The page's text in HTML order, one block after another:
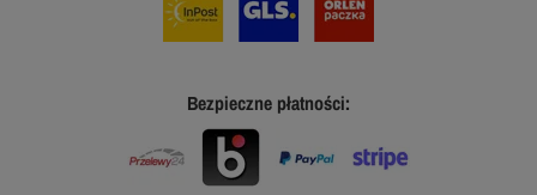
Bezpieczne płatności: